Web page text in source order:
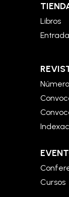
Libros
Cursos